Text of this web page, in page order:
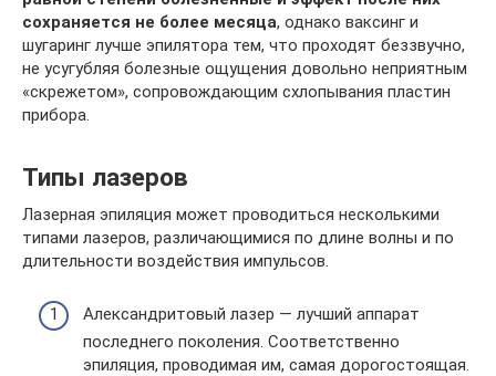
сохраняется не более месяца, однако ваксинг и
шугаринг лучше эпилятора тем, что проходят беззвучно,
не усугубляя болезные ощущения довольно неприятным
«скрежетом», сопровождающим схлопывания пластин
прибора.
Типы лазеров
Лазерная эпиляция может проводиться несколькими
типами лазеров, различающимися по длине волны и по
длительности воздействия импульсов.
Александритовый лазер — лучший аппарат
последнего поколения. Соответственно
эпиляция, проводимая им, самая дорогостоящая.